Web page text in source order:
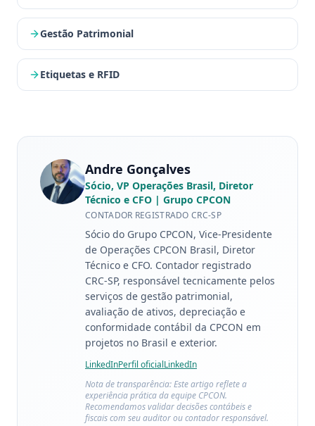
Gestão Patrimonial
Etiquetas e RFID
Andre Gonçalves
Sócio, VP Operações Brasil, Diretor
Técnico e CFO | Grupo CPCON
CONTADOR REGISTRADO CRC-SP
Sócio do Grupo CPCON, Vice-Presidente
de Operações CPCON Brasil, Diretor
Técnico e CFO. Contador registrado
CRC-SP, responsável tecnicamente pelos
serviços de gestão patrimonial,
avaliação de ativos, depreciação e
conformidade contábil da CPCON em
projetos no Brasil e exterior.
LinkedInPerfil oficialLinkedIn
Nota de transparência: Este artigo reflete a
experiência prática da equipe CPCON.
Recomendamos validar decisões contábeis e
fiscais com seu auditor ou contador responsável.